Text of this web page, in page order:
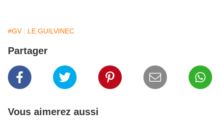
#GV : LE GUILVINEC
Partager
Vous aimerez aussi